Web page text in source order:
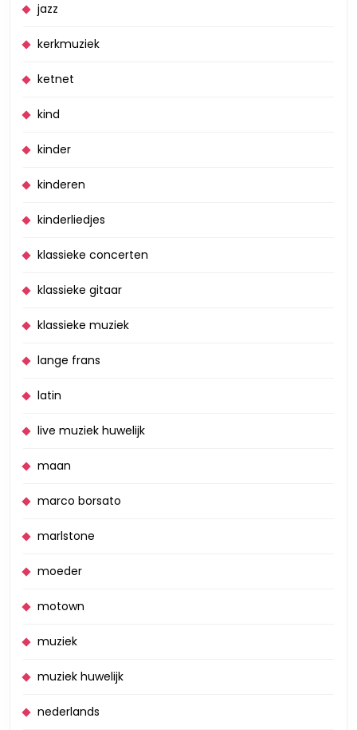
jazz
kerkmuziek
ketnet
kind
kinder
kinderen
kinderliedjes
klassieke concerten
klassieke gitaar
klassieke muziek
lange frans
latin
live muziek huwelijk
maan
marco borsato
marlstone
moeder
motown
muziek
muziek huwelijk
nederlands